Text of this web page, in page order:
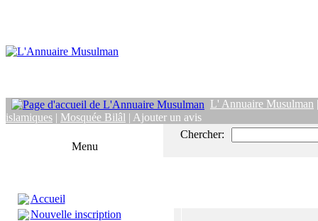
L' Annuaire Musulman
islamiques | Mosquée Bilâl | Ajouter un avis
Menu
Accueil
Nouvelle inscription
Chercher: